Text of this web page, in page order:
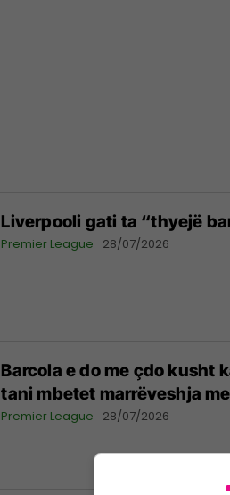
Liverpooli gati ta “thyejë
Premier League 28/07/2026
Barcola e do me çdo kusht
tani mbetet marrëveshja
Premier League 28/07/2026